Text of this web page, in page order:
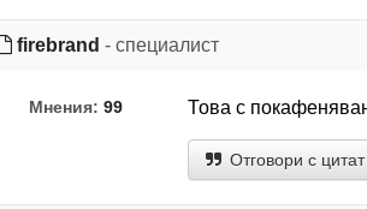
firebrand - специалист
Мнения: 99 Това с
Отговори с цитат